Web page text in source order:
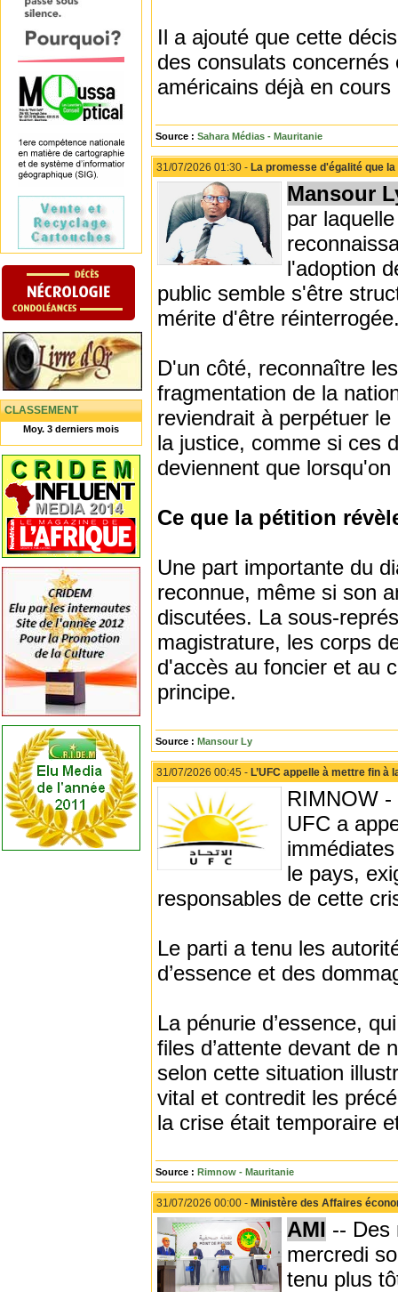
CLASSEMENT
Moy. 3 derniers mois
Il a ajouté que cette
des consulats concernés
américains déjà en cours
Source : Sahara Médias - Mauritanie
31/07/2026 01:30 - La promesse d'égalité que
Mansour
par
l'adoption
public semble s'être
mérite d'être
D'un côté, reconnaître
fragmentation de la
reviendrait à perpétuer
la justice, comme si ces
deviennent que
Ce que la pétition
Une part importante du
reconnue, même si son
discutées. La sous-
magistrature, les corps
d'accès au foncier et au
principe.
Source : Mansour Ly
31/07/2026 00:45 - L’UFC appelle à mettre fin
RIMNOW -
UFC a
le pays,
responsables de cette
Le parti a tenu les
d’essence et des
La pénurie d’essence,
files d’attente devant de
selon cette situation
vital et contredit les
la crise était temporaire
Source : Rimnow - Mauritanie
31/07/2026 00:00 - Ministère des Affaires
AMI -- Des
mercredi
tenu plus